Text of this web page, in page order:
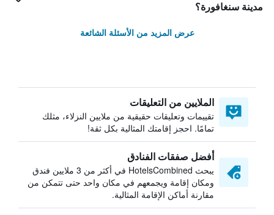
مدينة سنغافورة؟
عرض المزيد من الأسئلة الشائعة
الملايين من التعليقات
تقييمات وتعليقات حقيقية من ملايين النزلاء، مثلك
تمامًا. احجز إقامتك المثالية بكل ثقة!
أفضل صفقات الفنادق
يبحث HotelsCombined في أكثر من 3 ملايين فندق
ومكان إقامة ويجمعهم في مكان واحد حتى تتمكن من
مقارنة أماكن الإقامة المثالية.